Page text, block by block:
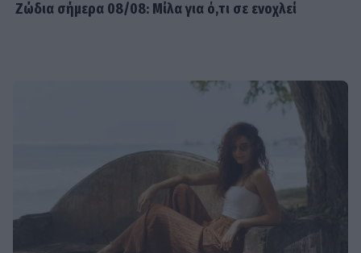
Ζώδια σήμερα 08/08: Μίλα για ό,τι σε ενοχλεί